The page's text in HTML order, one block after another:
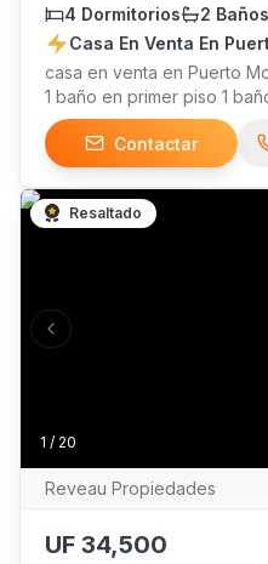
4 Dormitorios
2 Baños
Casa En Venta En
casa en venta en Puerto
1 baño en primer piso 1
living independiente doble
vehículos. agendar visitas.
Contactar
1 / 20
Previous slide
Resaltado
Reveau Propiedades
UF 34,500